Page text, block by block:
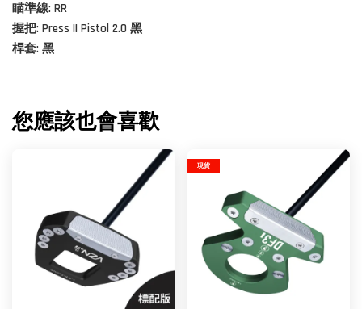
瞄準線: RR
握把: Press II Pistol 2.0 黑
桿套: 黑
您應該也會喜歡
現貨